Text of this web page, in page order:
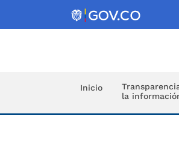
Inicio
la